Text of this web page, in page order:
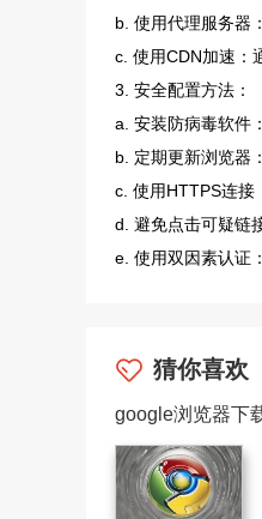
b. 使用代理服务器
c. 使用CDN加速：
3. 安全配置方法：
a. 安装防病毒软件
b. 定期更新浏览器
c. 使用HTTPS连接
d. 避免点击可疑链
e. 使用双因素认证
猜你喜欢
google浏览器下